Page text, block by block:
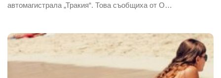
автомагистрала „Тракия“. Това съобщиха от О…